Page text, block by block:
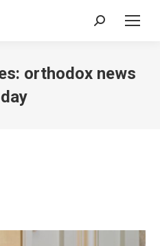
Search:
orthodox news